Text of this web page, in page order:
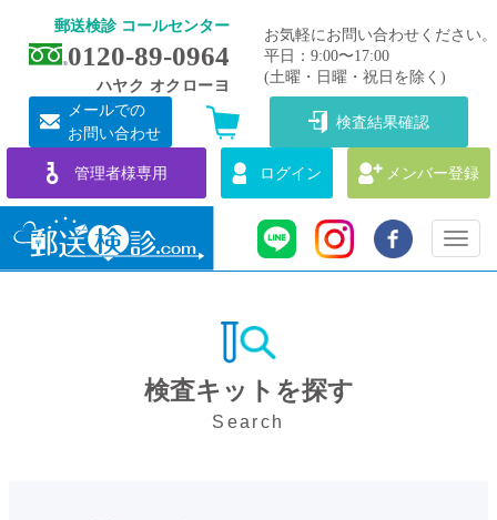
郵送検診 コールセンター
0120-89-0964
ハヤク オクローヨ
お気軽にお問い合わせください。
平日：9:00〜17:00
(土曜・日曜・祝日を除く)
メールでの
お問い合わせ
検査結果確認
管理者様専用 ログイン メンバー登録
Toggle
検査キットを探す
Search